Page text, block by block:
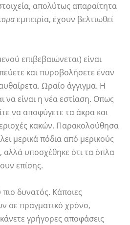
απολύτως απαραίτητα
εμπειρία, έχουν βελτιωθεί
επιβεβαιώνεται) είναι
και πυροβολήσετε έναν
Ωραίο άγγιγμα. Η
να είναι η νέα εστίαση. Οπως
να αποφύγετε τα άκρα και
κακών. Παρακολούθησα
μερικά πόδια από μερικούς
αλλά υποσχέθηκε ότι τα όπλα
επίσης.
δυνατός. Κάποιες
σε πραγματικό χρόνο,
γρήγορες αποφάσεις